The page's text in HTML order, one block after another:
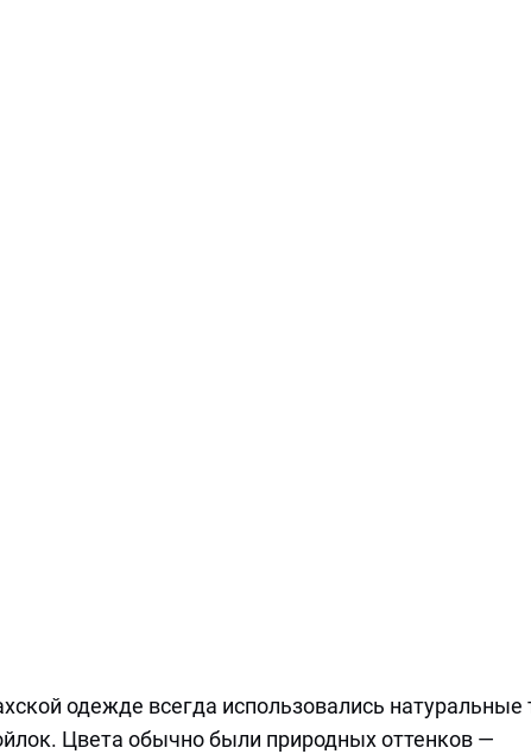
одежде всегда использовались натуральные
Цвета обычно были природных оттенков —